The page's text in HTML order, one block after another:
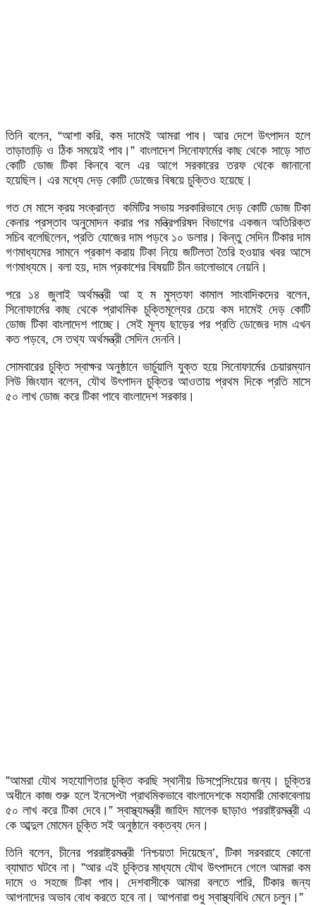
তিনি বলেন, “আশা করি, কম দামেই আমরা পাব। আর দেশে উৎপাদন হলে
তাড়াতাড়ি ও ঠিক সময়েই পাব।” বাংলাদেশ সিনোফার্মের কাছ থেকে সাড়ে সাত
কোটি ডোজ টিকা কিনবে বলে এর আগে সরকারের তরফ থেকে জানানো
হয়েছিল। এর মধ্যে দেড় কোটি ডোজের বিষয়ে চুক্তিও হয়েছে।
গত মে মাসে ক্রয় সংক্রান্ত কমিটির সভায় সরকারিভাবে দেড় কোটি ডোজ টিকা
কেনার প্রস্তাব অনুমোদন করার পর মন্ত্রিপরিষদ বিভাগের একজন অতিরিক্ত
সচিব বলেছিলেন, প্রতি যোজের দাম পড়বে ১০ ডলার। কিন্তু সেদিন টিকার দাম
গণমাধ্যমের সামনে প্রকাশ করায় টিকা নিয়ে জটিলতা তৈরি হওয়ার খবর আসে
গণমাধ্যমে। বলা হয়, দাম প্রকাশের বিষয়টি চীন ভালোভাবে নেয়নি।
পরে ১৪ জুলাই অর্থমন্ত্রী আ হ ম মুস্তফা কামাল সাংবাদিকদের বলেন,
সিনোফার্মের কাছ থেকে প্রাথমিক চুক্তিমূল্যের চেয়ে কম দামেই দেড় কোটি
ডোজ টিকা বাংলাদেশ পাচ্ছে। সেই মূল্য ছাড়ের পর প্রতি ডোজের দাম এখন
কত পড়বে, সে তথ্য অর্থমন্ত্রী সেদিন দেননি।
সোমবারের চুক্তি স্বাক্ষর অনুষ্ঠানে ভার্চুয়ালি যুক্ত হয়ে সিনোফার্মের চেয়ারম্যান
লিউ জিংযান বলেন, যৌথ উৎপাদন চুক্তির আওতায় প্রথম দিকে প্রতি মাসে
৫০ লাখ ডোজ করে টিকা পাবে বাংলাদেশ সরকার।
”আমরা যৌথ সহযোগিতার চুক্তি করছি স্থানীয় ডিসপেন্সিংয়ের জন্য। চুক্তির
অধীনে কাজ শুরু হলে ইনসেপ্টা প্রাথমিকভাবে বাংলাদেশকে মহামারী মোকাবেলায়
৫০ লাখ করে টিকা দেবে।” স্বাস্থ্যমন্ত্রী জাহিদ মালেক ছাড়াও পররাষ্ট্রমন্ত্রী এ
কে আব্দুল মোমেন চুক্তি সই অনুষ্ঠানে বক্তব্য দেন।
তিনি বলেন, চীনের পররাষ্ট্রমন্ত্রী ‘নিশ্চয়তা দিয়েছেন’, টিকা সরবরাহে কোনো
ব্যাঘাত ঘটবে না। ”আর এই চুক্তির মাধ্যমে যৌথ উৎপাদনে গেলে আমরা কম
দামে ও সহজে টিকা পাব। ‍দেশবাসীকে আমরা বলতে পারি, টিকার জন্য
আপনাদের অভাব বোধ করতে হবে না। আপনারা শুধু স্বাস্থ্যবিধি মেনে চলুন।”